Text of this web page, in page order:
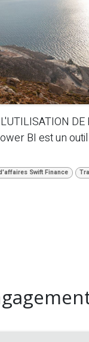
BI est un
Swift Finance